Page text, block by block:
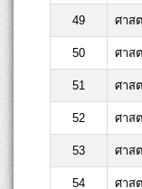
49 ศาส
50 ศาส
51 ศาส
52 ศาส
53 ศาส
54 ศาส